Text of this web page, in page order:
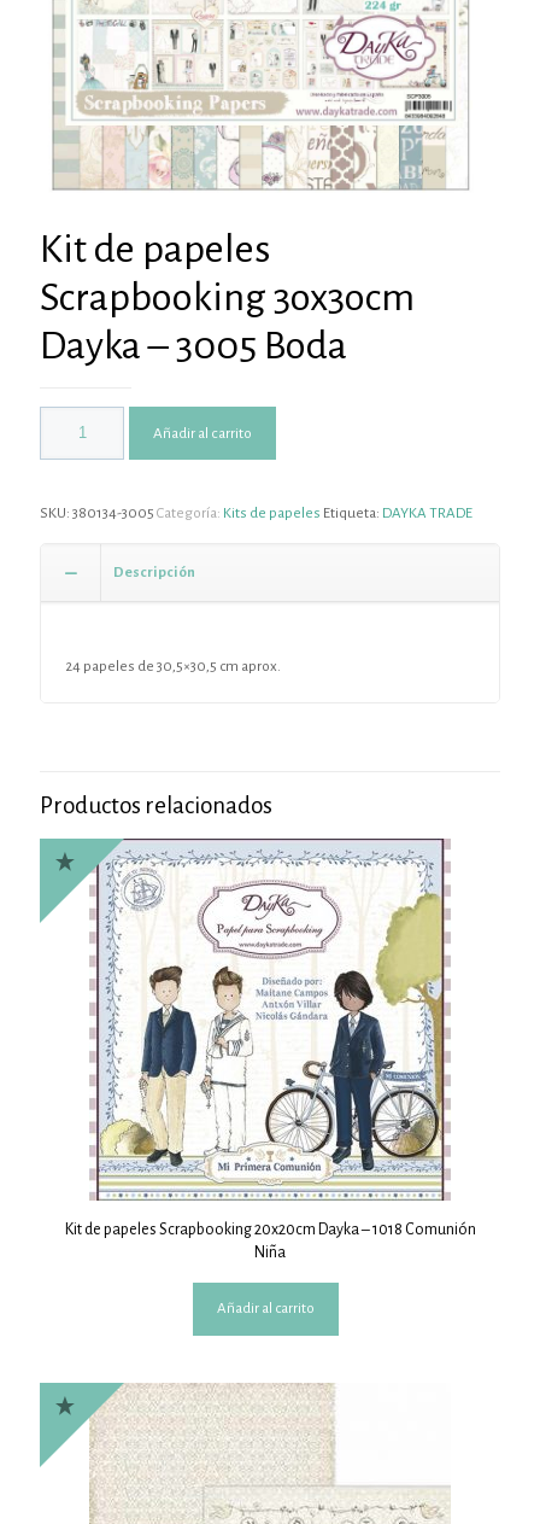
Kit de papeles
Scrapbooking 3ox3ocm
Dayka – 3005 Boda
Añadir al carrito
SKU: 380134-3005 Categoría: Kits de papeles Etiqueta: DAYKA TRADE
Descripción
24 papeles de 30,5×30,5 cm aprox.
Productos relacionados
Kit de papeles Scrapbooking 20x20cm Dayka – 1018 Comunión
Niña
Añadir al carrito